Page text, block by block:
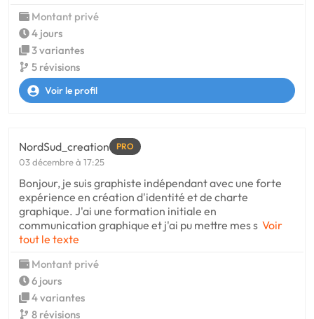
Montant privé
4 jours
3 variantes
5 révisions
Voir le profil
NordSud_creation PRO
03 décembre à 17:25
Bonjour, je suis graphiste indépendant avec une forte
expérience en création d'identité et de charte
graphique. J'ai une formation initiale en
communication graphique et j'ai pu mettre mes s Voir
tout le texte
Montant privé
6 jours
4 variantes
8 révisions